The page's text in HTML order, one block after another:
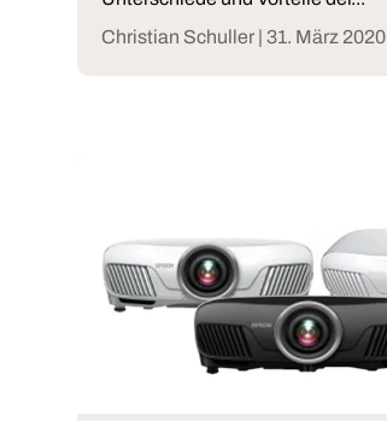
Christian Schuller | 31. März 2020